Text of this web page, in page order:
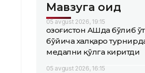
Мавзуга оид
05 avgust 2026, 19:15
Қозоғистон АҚШда бўлиб
бўйича халқаро
медални қўлга киритди
05 avgust 2026, 16:15